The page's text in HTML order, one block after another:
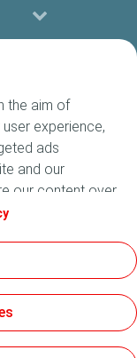
the aim of
experience,
ads
and our
our content over
legislation,
at any time
button. By clicking
may store all
only the